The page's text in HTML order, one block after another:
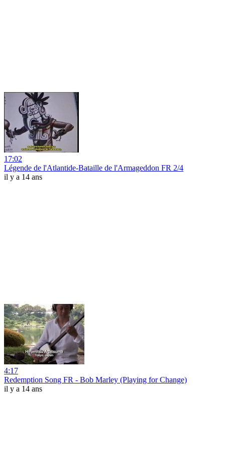
17:02
Légende de l'Atlantide-Bataille de l'Armageddon FR 2/4
il y a 14 ans
4:17
Redemption Song FR - Bob Marley (Playing for Change)
il y a 14 ans